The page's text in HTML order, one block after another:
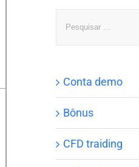
Conta demo
Bônus
CFD traiding